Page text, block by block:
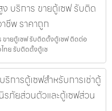
บริการ ขายตู้เซฟ รับติด
ชีพ ราคาถูก
ขายตู้เซฟ รับติดตั้งตู้เซฟ ติดต่อ
ทย รับติดตั้งตู้เซ
ารตู้เซฟสำหรับการเช่าตู้
รภัยส่วนตัวและตู้เซฟส่วน